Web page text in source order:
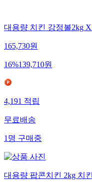
대용량 치킨 강정볼2kg
165,730원
16%139,710원
4,191적립
무료배송
1명구매중
대용량 팝콘치킨 2kg 치